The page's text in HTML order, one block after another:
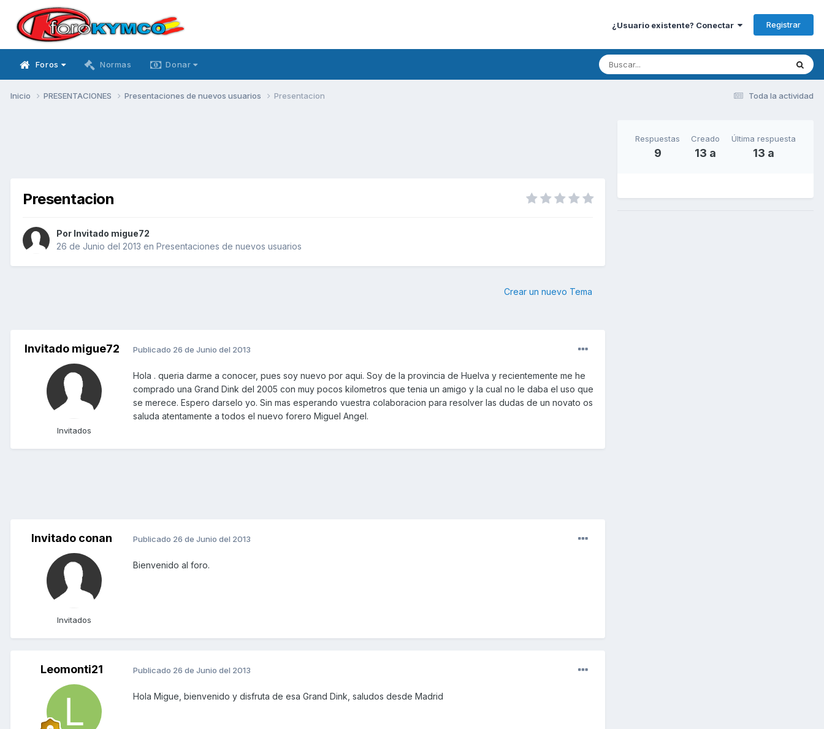
¿Usuario existente? Conectar Registrar
Foros Normas Donar
Toda la actividad
Inicio PRESENTACIONES Presentaciones de nuevos usuarios Presentacion
Presentacion
Por Invitado migue72
26 de Junio del 2013 en Presentaciones de nuevos usuarios
Crear un nuevo Tema
Invitado migue72
Invitados
Publicado 26 de Junio del 2013
Hola . queria darme a conocer, pues soy nuevo por aqui. Soy de la provincia de Huelva y recientemente me he
comprado una Grand Dink del 2005 con muy pocos kilometros que tenia un amigo y la cual no le daba el uso que
se merece. Espero darselo yo. Sin mas esperando vuestra colaboracion para resolver las dudas de un novato os
saluda atentamente a todos el nuevo forero Miguel Angel.
Invitado conan
Invitados
Publicado 26 de Junio del 2013
Bienvenido al foro.
Leomonti21 Publicado 26 de Junio del 2013
Hola Migue, bienvenido y disfruta de esa Grand Dink, saludos desde Madrid
Respuestas
9
Creado
13 a
Última respuesta
13 a